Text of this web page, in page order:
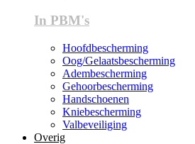
In PBM's
Hoofdbescherming
Oog/Gelaatsbescherming
Adembescherming
Gehoorbescherming
Handschoenen
Kniebescherming
Valbeveiliging
Overig